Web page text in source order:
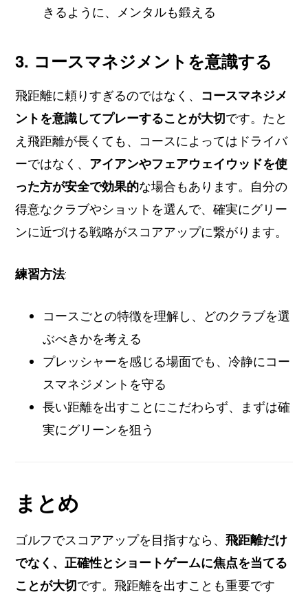
きるように、メンタルも鍛える
3. コースマネジメントを意識する
飛距離に頼りすぎるのではなく、 コースマネジメ
ントを意識してプレーすることが大切です。たと
え飛距離が長くても、コースによってはドライバ
ーではなく、 アイアンやフェアウェイウッドを使
った方が安全で効果的な場合もあります。自分の
得意なクラブやショットを選んで、確実にグリー
ンに近づける戦略がスコアアップに繋がります。
練習方法:
コースごとの特徴を理解し、どのクラブを選
ぶべきかを考える
プレッシャーを感じる場面でも、冷静にコー
スマネジメントを守る
長い距離を出すことにこだわらず、まずは確
実にグリーンを狙う
まとめ
ゴルフでスコアアップを目指すなら、飛距離だけ
でなく、正確性とショートゲームに焦点を当てる
ことが大切です。飛距離を出すことも重要です